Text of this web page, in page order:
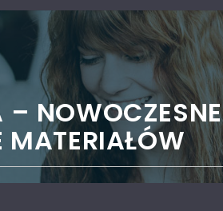
– NOWOCZESNE
MATERIAŁÓW